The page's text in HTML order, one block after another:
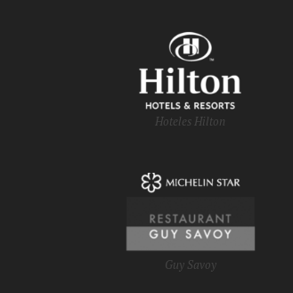
Hoteles Hilton
Guy Savoy